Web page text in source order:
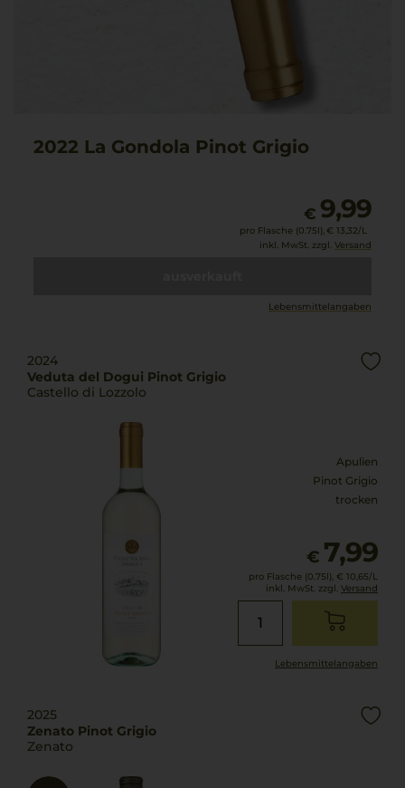
2022 La Gondola Pinot Grigio
€ 9,99
pro Flasche (0.75l), € 13,32/L
inkl. MwSt. zzgl. Versand
Lebensmittel­angaben
2024
Veduta del Dogui Pinot Grigio
Castello di Lozzolo
Apulien
Pinot Grigio
trocken
€ 7,99
pro Flasche (0.75l), € 10,65/L
inkl. MwSt. zzgl. Versand
Lebensmittel­angaben
2025
Zenato Pinot Grigio
Zenato